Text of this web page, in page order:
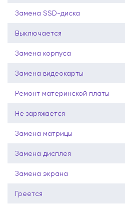
Замена SSD-диска
Выключается
Замена корпуса
Замена видеокарты
Ремонт материнской платы
Не заряжается
Замена матрицы
Замена дисплея
Замена экрана
Греется